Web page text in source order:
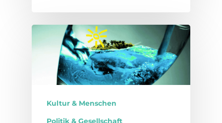
Kultur & Menschen
Politik & Gesellschaft